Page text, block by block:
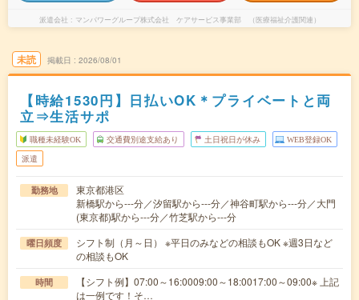
派遣会社 マンパワーグループ株式会社 ケアサービス事業部 （医療福祉介護関連）
未読 掲載日 2026/08/01
【時給1530円】日払いOK＊プライベートと両
立⇒生活サポ
職種未経験OK 交通費別途支給あり 土日祝日が休み WEB登録OK
派遣
勤務地
東京都港区
新橋駅から---分／汐留駅から---分／神谷町駅から---分／大門
(東京都)駅から---分／竹芝駅から---分
曜日頻度
シフト制（月～日） ※平日のみなどの相談もOK ※週3日など
の相談もOK
時間
【シフト例】07:00～16:0009:00～18:0017:00～09:00※ 上記
は一例です！そ…